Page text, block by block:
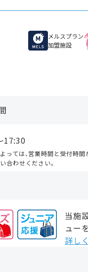
メルスプラン
加盟施設
17:30
っては、営業時間と受付時
合わせください。
当施
ュー
詳し